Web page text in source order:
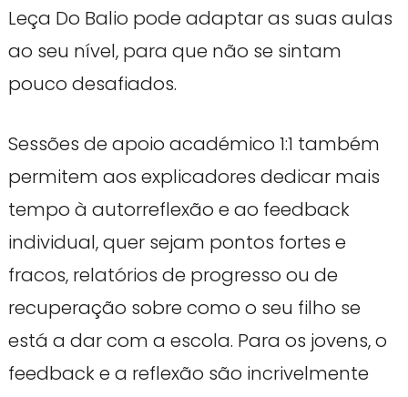
Leça Do Balio pode adaptar as suas aulas
ao seu nível, para que não se sintam
pouco desafiados.
Sessões de apoio académico 1:1 também
permitem aos explicadores dedicar mais
tempo à autorreflexão e ao feedback
individual, quer sejam pontos fortes e
fracos, relatórios de progresso ou de
recuperação sobre como o seu filho se
está a dar com a escola. Para os jovens, o
feedback e a reflexão são incrivelmente